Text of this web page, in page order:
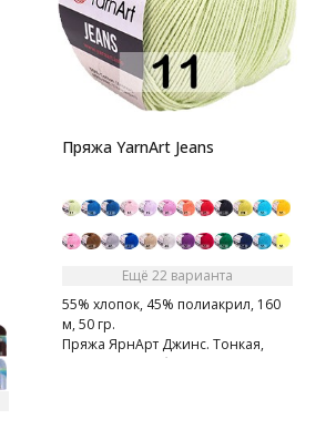
Пряжа YarnArt Jeans
Ещё 22 варианта
55% хлопок, 45% полиакрил, 160
м, 50 гр.
Пряжа ЯрнАрт Джинс. Тонкая,
мягкая, слегка бархатистая нитка.